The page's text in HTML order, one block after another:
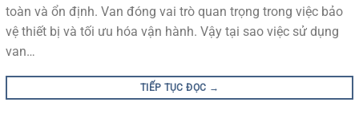
toàn và ổn định. Van đóng vai trò quan trọng trong việc bảo
vệ thiết bị và tối ưu hóa vận hành. Vậy tại sao việc sử dụng
van…
TIẾP TỤC ĐỌC →